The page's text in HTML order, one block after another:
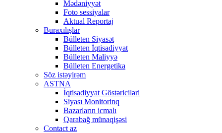
Mədəniyyət
Foto sessiyalar
Aktual Reportaj
Buraxılışlar
Bülleten Siyasət
Bülleten İqtisadiyyat
Bülleten Maliyyə
Bülleten Energetika
Söz istəyirəm
ASTNA
İqtisadiyyat Göstəriciləri
Siyası Monitorinq
Bazarların icmalı
Qarabağ münaqişəsi
Contact az